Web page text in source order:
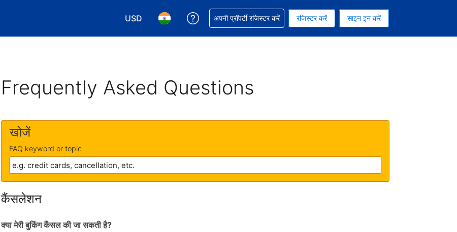
USD
अपनी करेंसी चुनें. आपने अभी USD करेंसी को चुना हुआ है
अपनी भाषा चुनें. आपने अभी हिन्दी भाषा को चुना हुआ है
अपनी बुकिंग में सहायता पाएं
अपनी प्रॉपर्टी रजिस्टर करें रजिस्टर करें साइन इन करें
Frequently Asked Questions
खोजें
FAQ keyword or topic
कैंसलेशन
क्या मेरी बुकिंग कैंसल की जा सकती है?